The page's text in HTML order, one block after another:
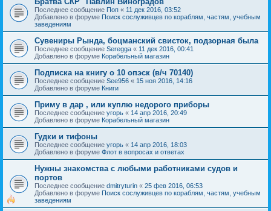
Последнее сообщение Поп « 11 дек 2016, 03:52
Добавлено в форуме Поиск сослуживцев по кораблям, частям, учебным
заведениям
Сувениры Рында, боцманский свисток, подзорная была
Последнее сообщение Seregga « 11 дек 2016, 00:41
Добавлено в форуме Корабельный магазин
Подписка на книгу о 10 опэск (в/ч 70140)
Последнее сообщение See956 « 15 ноя 2016, 14:16
Добавлено в форуме Книги
Приму в дар , или куплю недорого приборы
Последнее сообщение угорь « 14 апр 2016, 20:49
Добавлено в форуме Корабельный магазин
Гудки и тифоны
Последнее сообщение угорь « 14 апр 2016, 18:03
Добавлено в форуме Флот в вопросах и ответах
Нужны знакомства с любыми работниками судов и
портов
Последнее сообщение dmitryturin « 25 фев 2016, 06:53
Добавлено в форуме Поиск сослуживцев по кораблям, частям, учебным
заведениям